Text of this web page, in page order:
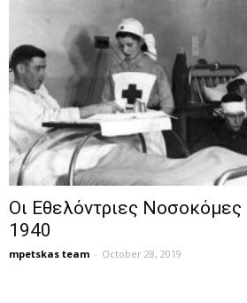
Οι Εθελόντριες
1940
mpetskas team - October 28, 2019